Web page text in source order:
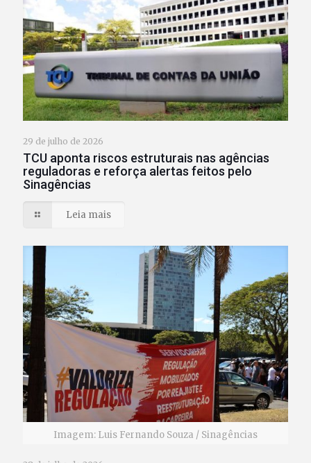
29 de julho de 2026
TCU aponta riscos estruturais nas agências
reguladoras e reforça alertas feitos pelo
Sinagências
Leia mais
Imagem: Luis Fernando Souza / Sinagências